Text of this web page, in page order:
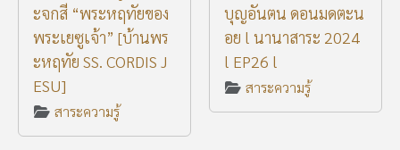
ะจกสี “พระหฤทัยของ
พระเยซูเจ้า” [บ้านพร
ะหฤทัย SS. CORDIS J
ESU]
สาระความรู้
บุญอันตน ดอนมดตะน
อย l นานาสาระ 2024
l EP26 l
สาระความรู้